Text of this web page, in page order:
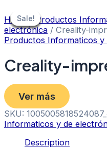
to
content
Sale!
Home/ Productos
electrónica / Creality-
Productos Informaticos y
Creality-
Ver más
SKU:
Informaticos y de
Description
Sale!
Sale!
Sale!
Sale!
Sale!
Sale!